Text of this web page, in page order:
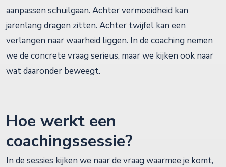
aanpassen schuilgaan. Achter vermoeidheid kan
jarenlang dragen zitten. Achter twijfel kan een
verlangen naar waarheid liggen. In de coaching nemen
we de concrete vraag serieus, maar we kijken ook naar
wat daaronder beweegt.
Hoe werkt een
coachingssessie?
In de sessies kijken we naar de vraag waarmee je komt,